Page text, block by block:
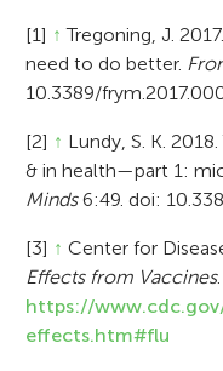
[1] ↑ Tregoning, J.
need to do better.
10.3389/
[2] ↑ Lundy, S. K.
& in health—part 1:
Minds6:49. doi:
[3] ↑ Center for
Effects from Vaccines
https://
effects.htm#flu